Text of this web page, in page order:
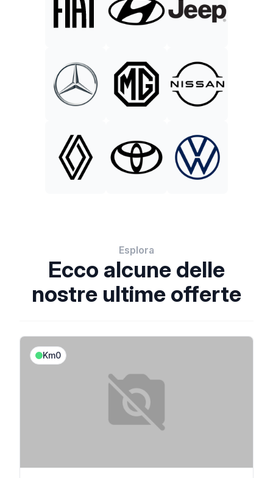
Esplora
Ecco alcune delle
nostre ultime offerte
Km0